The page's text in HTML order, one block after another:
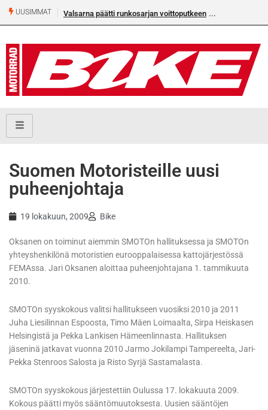
UUSIMMAT Valsarna päätti runkosarjan voittoputkeen
Suomen Motoristeille uusi
puheenjohtaja
19 lokakuun, 2009 Bike
Oksanen on toiminut aiemmin SMOTOn hallituksessa ja SMOTOn
yhteyshenkilönä motoristien eurooppalaisessa kattojärjestössä
FEMAssa. Jari Oksanen aloittaa puheenjohtajana 1. tammikuuta
2010.
SMOTOn syyskokous valitsi hallitukseen vuosiksi 2010 ja 2011
Juha Liesilinnan Espoosta, Timo Mäen Loimaalta, Sirpa Heiskasen
Helsingistä ja Pekka Lankisen Hämeenlinnasta. Hallituksen
jäseninä jatkavat vuonna 2010 Jarmo Jokilampi Tampereelta, Jari-
Pekka Stenroos Salosta ja Risto Syrjä Sastamalasta.
SMOTOn syyskokous järjestettiin Oulussa 17. lokakuuta 2009.
Kokous päätti myös sääntömuutoksesta. Uusien sääntöjen